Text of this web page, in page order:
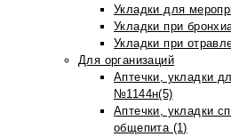
Укладки для
Укладки при
Укладки при
Для организаций
Аптечки, укладки
№1144н(5)
Аптечки, укладки
общепита (1)